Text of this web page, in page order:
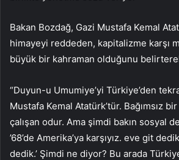
Bakan Bozdağ, Gazi Mustafa Kemal
himayeyi reddeden, kapitalizme karşı
büyük bir kahraman olduğunu
“Duyun-u Umumiye’yi Türkiye’den
Mustafa Kemal Atatürk’tür. Bağımsız
çalışan odur. Ama şimdi bakın sosyal
’68’de Amerika’ya karşıyız. eve git
dedik.’ Şimdi ne diyor? Bu arada